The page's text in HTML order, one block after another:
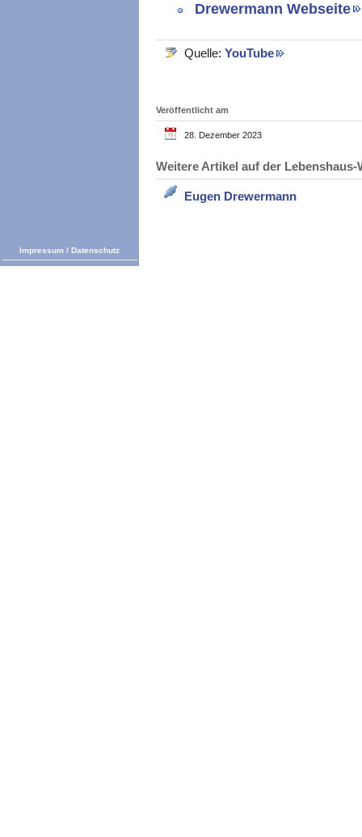
Drewermann Webseite
Quelle: YouTube
Veröffentlicht am
28. Dezember 2023
Weitere Artikel auf der
Eugen Drewermann
Impressum / Datenschutz